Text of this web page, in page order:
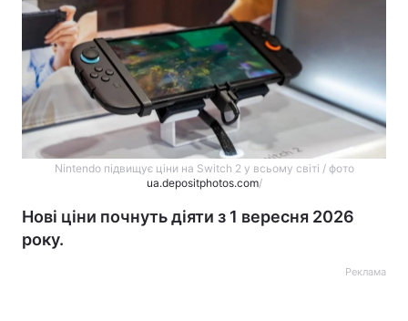
Nintendo підвищує ціни на Switch 2 у всьому світі / фото
ua.depositphotos.com/
Нові ціни почнуть діяти з 1 вересня 2026
року.
Реклама